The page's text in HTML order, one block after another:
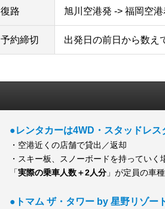
復路 旭川空港発 -> 福岡空
予約締切 出発日の前日から数え
●レンタカーは4WD・スタッドレス
・空港近くの店舗で貸出／返却
・スキー板、スノーボードを持っていく
「実際の乗車人数＋2人分 」が定員の車
●トマム ザ・タワー by 星野リゾー